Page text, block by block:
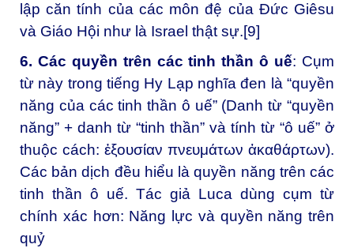
lập căn tính của các môn đệ của Đức Giêsu
và Giáo Hội như là Israel thật sự.[9]
6. Các quyền trên các tinh thần ô uế: Cụm
từ này trong tiếng Hy Lạp nghĩa đen là “quyền
năng của các tinh thần ô uế” (Danh từ “quyền
năng” + danh từ “tinh thần” và tính từ “ô uế” ở
thuộc cách: ἐξουσίαν πνευμάτων ἀκαθάρτων).
Các bản dịch đều hiểu là quyền năng trên các
tinh thần ô uế. Tác giả Luca dùng cụm từ
chính xác hơn: Năng lực và quyền năng trên
quỷ